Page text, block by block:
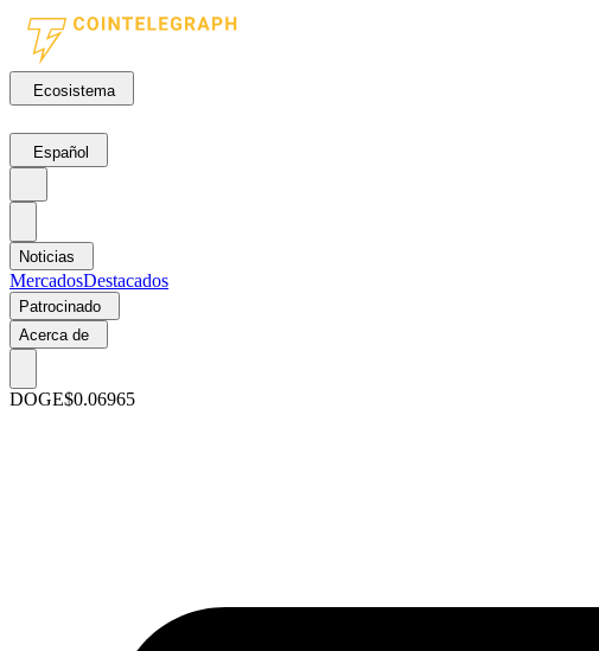
Ecosistema
Español
Noticias
MercadosDestacados
Patrocinado
Acerca de
DOGE$0.06965